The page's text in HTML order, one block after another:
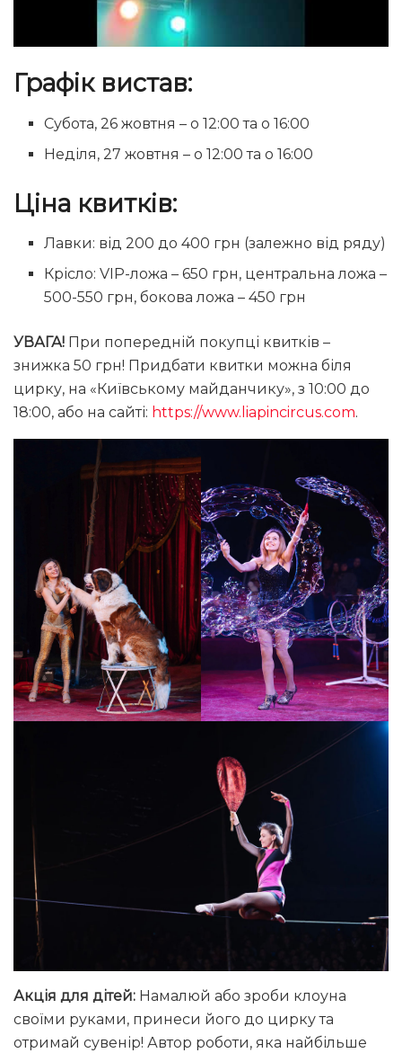
Графік вистав:
Субота, 26 жовтня – о 12:00 та о 16:00
Неділя, 27 жовтня – о 12:00 та о 16:00
Ціна квитків:
Лавки: від 200 до 400 грн (залежно від ряду)
Крісло: VIP-ложа – 650 грн, центральна ложа –
500-550 грн, бокова ложа – 450 грн
УВАГА! При попередній покупці квитків –
знижка 50 грн! Придбати квитки можна біля
цирку, на «Київському майданчику», з 10:00 до
18:00, або на сайті: https://www.liapincircus.com.
Акція для дітей: Намалюй або зроби клоуна
своїми руками, принеси його до цирку та
отримай сувенір! Автор роботи, яка найбільше